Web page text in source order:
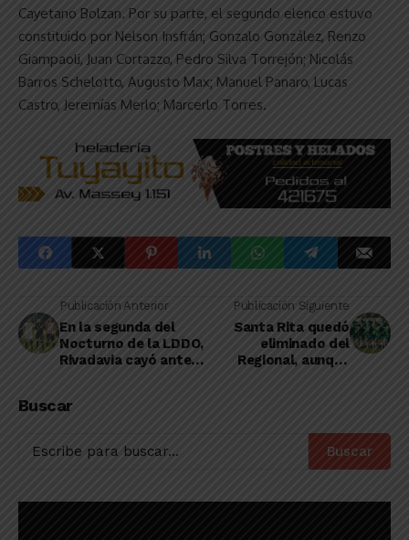
Cayetano Bolzan. Por su parte, el segundo elenco estuvo
constituido por Nelson Insfrán; Gonzalo González, Renzo
Giampaoli, Juan Cortazzo, Pedro Silva Torrejón; Nicolás
Barros Schelotto, Augusto Max; Manuel Panaro, Lucas
Castro, Jeremías Merlo; Marcerlo Torres.
Publicación Anterior
En la segunda del
Nocturno de la LDDO,
Rivadavia cayó ante
Publicación Siguiente
Santa Rita quedó
eliminado del
Regional, aunque
Buscar
Buscar